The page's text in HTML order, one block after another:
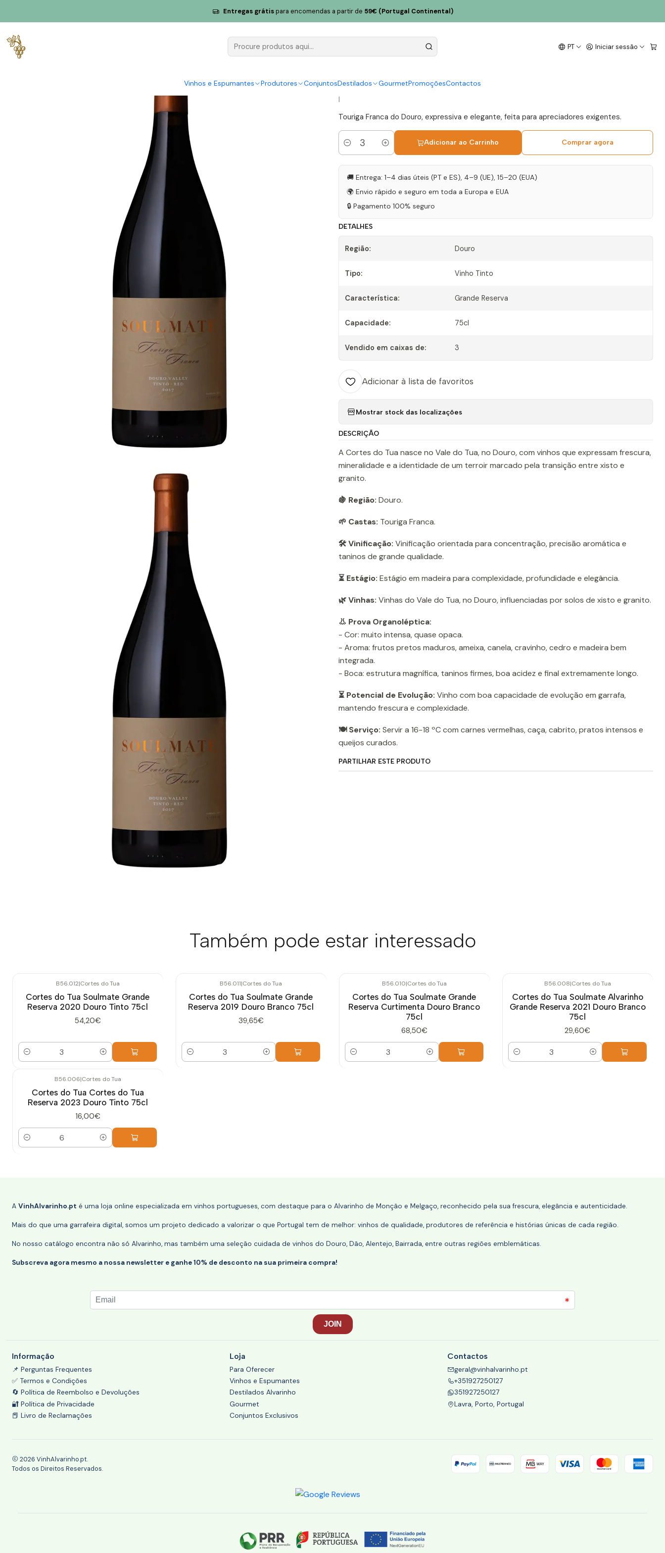
PT Iniciar sessão
Vinhos e Espumantes Produtores ConjuntosDestilados GourmetPromoçõesContactos
Entregas grátispara encomendas a partir de 59€ (Portugal Continental)
Cortes do Tua Soulmate Touriga Franca Grande Reserva 2021 Douro Tinto 75cl
Cortes do Tua Soulmate Touriga
Douro Tinto 75cl
|
Touriga Franca do Douro, expressiva e elegante, feita para apreciadores exigentes.
Quantidade
Adicionar ao Carrinho Comprar agora
🚚 Entrega: 1–4 dias úteis (PT e ES), 4–9 (UE), 15–20 (EUA)
🌍 Envio rápido e seguro em toda a Europa e EUA
🔒 Pagamento 100% seguro
DETALHES
Região: Douro
Tipo: Vinho Tinto
Característica: Grande Reserva
Capacidade: 75cl
Vendido em caixas de: 3
Adicionar à lista de favoritos
Mostrar stock das localizações
DESCRIÇÃO
A Cortes do Tua nasce no Vale do Tua, no Douro, com vinhos que expressam frescura,
mineralidade e a identidade de um terroir marcado pela transição entre xisto e
granito.
🍇 Região: Douro.
🌱 Castas: Touriga Franca.
🛠️ Vinificação: Vinificação orientada para concentração, precisão aromática e
taninos de grande qualidade.
⏳ Estágio: Estágio em madeira para complexidade, profundidade e elegância.
🌿 Vinhas: Vinhas do Vale do Tua, no Douro, influenciadas por solos de xisto e granito.
👃 Prova Organoléptica:
- Cor: muito intensa, quase opaca.
- Aroma: frutos pretos maduros, ameixa, canela, cravinho, cedro e madeira bem
integrada.
- Boca: estrutura magnífica, taninos firmes, boa acidez e final extremamente longo.
⏳ Potencial de Evolução: Vinho com boa capacidade de evolução em garrafa,
mantendo frescura e complexidade.
🍽️ Serviço: Servir a 16-18 ºC com carnes vermelhas, caça, cabrito, pratos intensos e
queijos curados.
PARTILHAR ESTE PRODUTO
Também pode estar interessado
B56.012|Cortes do Tua
Cortes do Tua Soulmate Grande
Reserva 2020 Douro Tinto 75cl
54,20€
Quantidade
B56.011|Cortes do Tua
Cortes do Tua Soulmate Grande
Reserva 2019 Douro Branco 75cl
39,65€
Quantidade
B56.010|Cortes do Tua
Cortes do Tua Soulmate Grande
Reserva Curtimenta Douro Branco
75cl
68,50€
Quantidade
B56.008|Cortes do Tua
Cortes do Tua Soulmate Alvarinho
Grande Reserva 2021 Douro Branco
75cl
29,60€
Quantidade
B56.006|Cortes do Tua
Cortes do Tua Cortes do Tua
Reserva 2023 Douro Tinto 75cl
16,00€
Quantidade
A VinhAlvarinho.pt é uma loja online especializada em vinhos portugueses, com destaque para o Alvarinho de Monção e Melgaço, reconhecido pela sua frescura, elegância e autenticidade.
Mais do que uma garrafeira digital, somos um projeto dedicado a valorizar o que Portugal tem de melhor: vinhos de qualidade, produtores de referência e histórias únicas de cada região.
No nosso catálogo encontra não só Alvarinho, mas também uma seleção cuidada de vinhos do Douro, Dão, Alentejo, Bairrada, entre outras regiões emblemáticas.
Subscreva agora mesmo a nossa newsletter e ganhe 10% de desconto na sua primeira compra!
Informação
📌 Perguntas Frequentes
✅ Termos e Condições
🔄 Política de Reembolso e Devoluções
🔐 Política de Privacidade
📕 Livro de Reclamações
Loja
Para Oferecer
Vinhos e Espumantes
Destilados Alvarinho
Gourmet
Conjuntos Exclusivos
Contactos
geral@vinhalvarinho.pt
+351927250127
351927250127
Lavra, Porto, Portugal
2026 VinhAlvarinho.pt.
Todos os Direitos Reservados.